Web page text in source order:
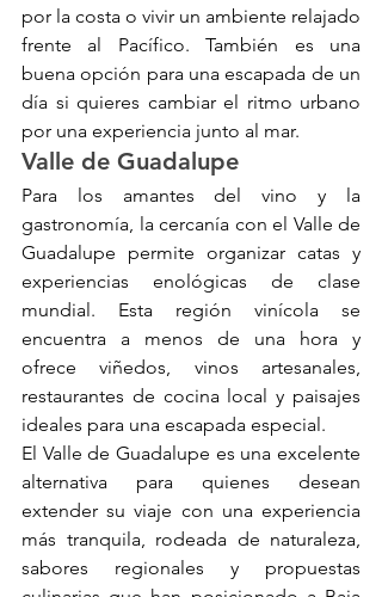
por la costa o vivir un ambiente relajado
frente al Pacífico. También es una
buena opción para una escapada de un
día si quieres cambiar el ritmo urbano
por una experiencia junto al mar.
Valle de Guadalupe
Para los amantes del vino y la
gastronomía, la cercanía con el Valle de
Guadalupe permite organizar catas y
experiencias enológicas de clase
mundial. Esta región vinícola se
encuentra a menos de una hora y
ofrece viñedos, vinos artesanales,
restaurantes de cocina local y paisajes
ideales para una escapada especial.
El Valle de Guadalupe es una excelente
alternativa para quienes desean
extender su viaje con una experiencia
más tranquila, rodeada de naturaleza,
sabores regionales y propuestas